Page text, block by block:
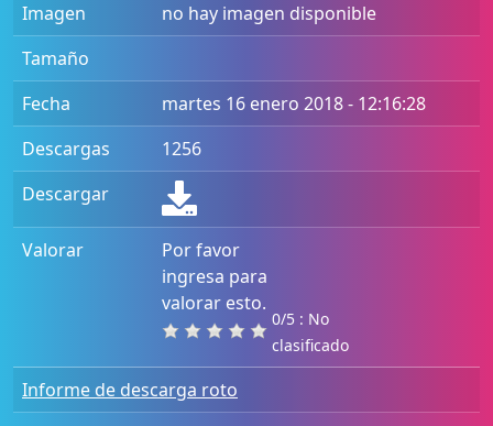
Imagen
no hay imagen disponible
Tamaño
Fecha
martes 16 enero 2018 - 12:16:28
Descargas
1256
Descargar
Valorar
Por favor
ingresa para
valorar esto.
0/5 : No
clasificado
Informe de descarga roto